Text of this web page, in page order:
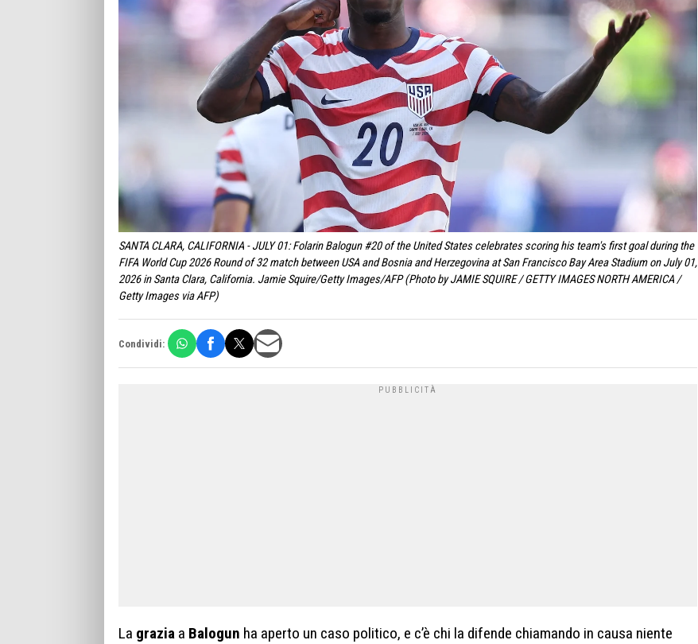
SANTA CLARA, CALIFORNIA - JULY 01: Folarin Balogun #20 of the United States celebrates scoring his team's first goal during the
FIFA World Cup 2026 Round of 32 match between USA and Bosnia and Herzegovina at San Francisco Bay Area Stadium on July 01,
2026 in Santa Clara, California. Jamie Squire/Getty Images/AFP (Photo by JAMIE SQUIRE / GETTY IMAGES NORTH AMERICA /
Getty Images via AFP)
Condividi:
La grazia a Balogun ha aperto un caso politico, e c’è chi la difende chiamando in causa niente